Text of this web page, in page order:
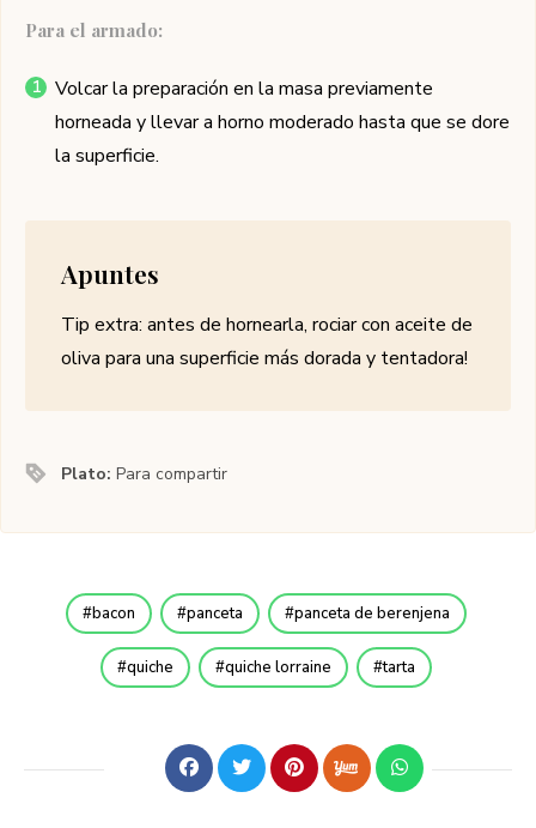
Para el armado:
Volcar la preparación en la masa previamente
horneada y llevar a horno moderado hasta que se dore
la superficie.
Apuntes
Tip extra: antes de hornearla, rociar con aceite de
oliva para una superficie más dorada y tentadora!
Plato:Para compartir
bacon panceta panceta de berenjena
quiche quiche lorraine tarta